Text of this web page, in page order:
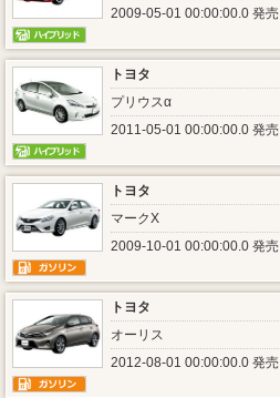
2009-05-01 00:00:00.0 発売
トヨタ
プリウスα
2011-05-01 00:00:00.0 発売
トヨタ
マークX
2009-10-01 00:00:00.0 発売
トヨタ
オーリス
2012-08-01 00:00:00.0 発売